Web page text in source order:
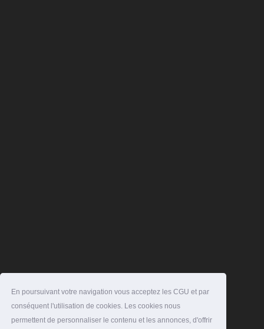
En poursuivant votre navigation vous acceptez les CGU et par
conséquent l'utilisation de cookies. Les cookies nous
permettent de personnaliser le contenu et les annonces, d'offrir